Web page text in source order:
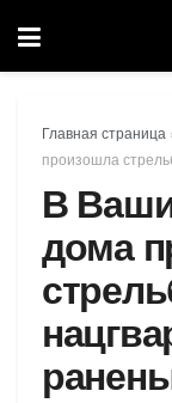
Главная страница
произошла
В
дома